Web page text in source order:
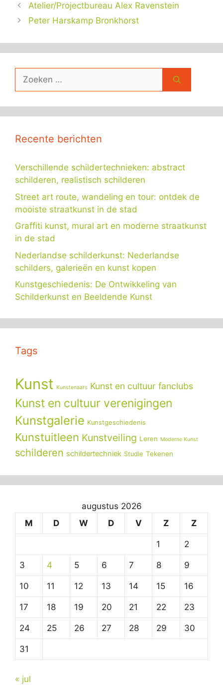
Atelier/Projectbureau Alex Ravenstein
Peter Harskamp Bronkhorst
Zoek
Recente berichten
Verschillende schildertechnieken: abstract
schilderen, realistisch schilderen
Street art route, wandeling en tour: ontdek de
mooiste straatkunst in de stad
Graffiti kunst, mural art en moderne straatkunst
in de stad
Nederlandse schilderkunst: Nederlandse
schilders, galerieën en kunst kopen
Kunstgeschiedenis: De Ontwikkeling van
Schilderkunst en Beeldende Kunst
Tags
Kunst Kunstenaars Kunst en cultuur fanclubs
Kunst en cultuur verenigingen
Kunstgalerie Kunstgeschiedenis
Kunstuitleen Kunstveiling Leren Moderne Kunst
schilderen schildertechniek Studie Tekenen
augustus 2026
M
D W D V Z Z
1 2
3 4 5 6 7 8 9
10 11 12 13 14 15 16
17 18 19 20 21 22 23
24 25 26 27 28 29 30
31
« jul